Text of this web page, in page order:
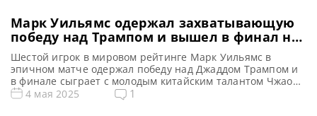
Марк Уильямс одержал захватывающую
победу над Трампом и вышел в финал на
Чемпионате мира
Шестой игрок в мировом рейтинге Марк Уильямс в
эпичном матче одержал победу над Джаддом Трампом и
в финале сыграет с молодым китайским талантом Чжао
Синьтуном, сообщает WST В возрасте 50 лет Марк
4 мая 2025 1